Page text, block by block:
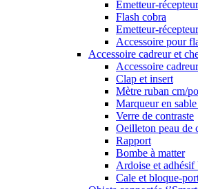
Emetteur-
Flash cobra
Emetteur-
Accessoire pour
Accessoire cadreur et
Accessoire
Clap et insert
Mètre ruban cm/
Marqueur en
Verre de contraste
Oeilleton peau de
Rapport
Bombe à matter
Ardoise et adhésif
Cale et bloque-